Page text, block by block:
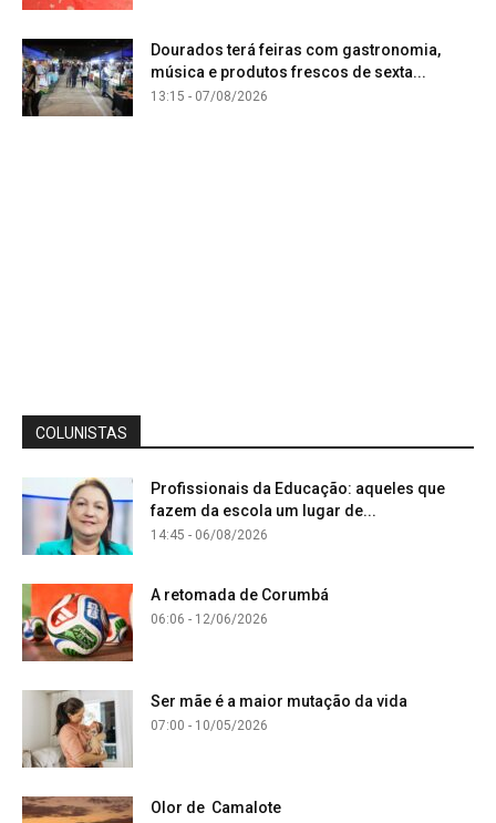
Dourados terá feiras com gastronomia,
música e produtos frescos de sexta...
13:15 - 07/08/2026
COLUNISTAS
Profissionais da Educação: aqueles que
fazem da escola um lugar de...
14:45 - 06/08/2026
A retomada de Corumbá
06:06 - 12/06/2026
Ser mãe é a maior mutação da vida
07:00 - 10/05/2026
Olor de Camalote